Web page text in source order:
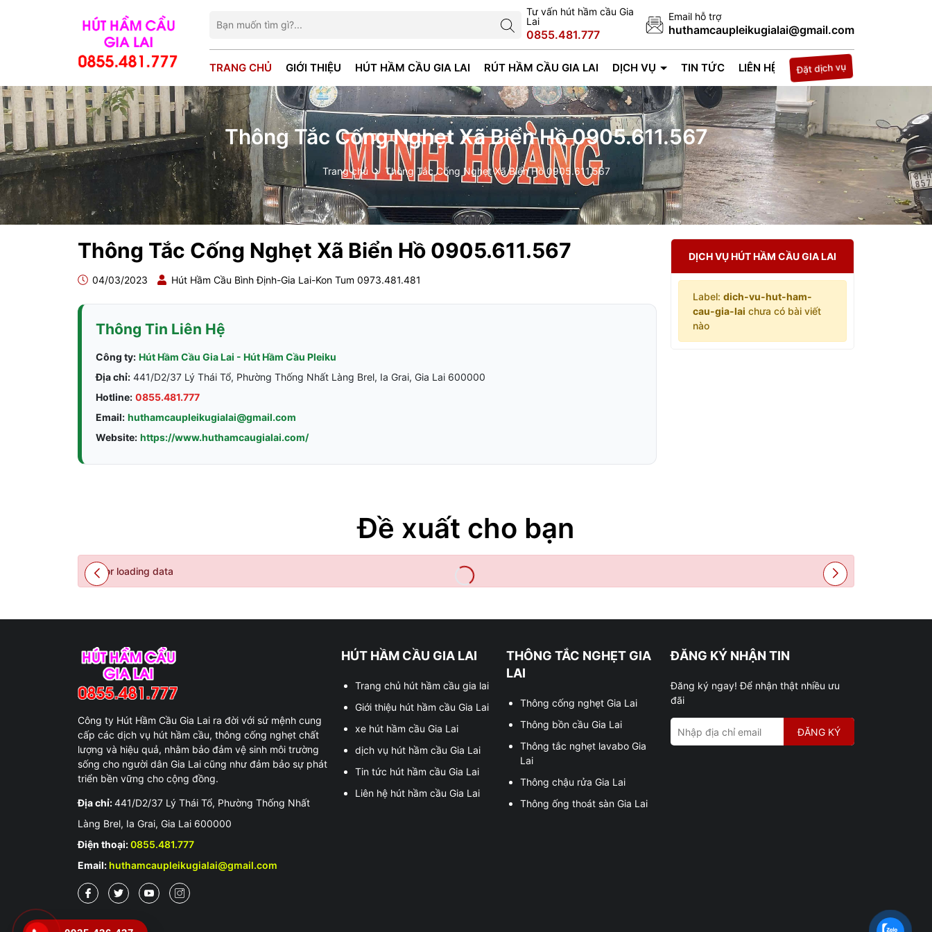
Tư vấn hút hầm cầu Gia
Lai
0855.481.777
Email hỗ trợ
huthamcaupleikugialai@gmail.com
TRANG CHỦ GIỚI THIỆU HÚT HẦM CẦU GIA LAI RÚT HẦM CẦU GIA LAI DỊCH VỤ TIN TỨC LIÊN HỆ Đặt dịch vụ
Thông Tắc Cống Nghẹt Xã Biển Hồ 0905.611.567
Trang chủ Thông Tắc Cống Nghẹt Xã Biển Hồ 0905.611.567
Thông Tắc Cống Nghẹt Xã Biển Hồ 0905.611.567
04/03/2023 Hút Hầm Cầu Bình Định-Gia Lai-Kon Tum 0973.481.481
Thông Tin Liên Hệ
Công ty: Hút Hầm Cầu Gia Lai - Hút Hầm Cầu Pleiku
Địa chỉ: 441/D2/37 Lý Thái Tổ, Phường Thống Nhất Làng Brel, Ia Grai, Gia Lai 600000
Hotline: 0855.481.777
Email: huthamcaupleikugialai@gmail.com
Website: https://www.huthamcaugialai.com/
DỊCH VỤ HÚT HẦM CẦU GIA LAI
Label: dich-vu-hut-ham-
cau-gia-lai chưa có bài viết
nào
Đề xuất cho bạn
Error loading data
Công ty Hút Hầm Cầu Gia Lai ra đời với sứ mệnh cung
cấp các dịch vụ hút hầm cầu, thông cống nghẹt chất
lượng và hiệu quả, nhằm bảo đảm vệ sinh môi trường
sống cho người dân Gia Lai cũng như đảm bảo sự phát
triển bền vững cho cộng đồng.
Địa chỉ:441/D2/37 Lý Thái Tổ, Phường Thống Nhất
Làng Brel, Ia Grai, Gia Lai 600000
Điện thoại:0855.481.777
Email: huthamcaupleikugialai@gmail.com
HÚT HẦM CẦU GIA LAI
Trang chủ hút hầm cầu gia lai
Giới thiệu hút hầm cầu Gia Lai
xe hút hầm cầu Gia Lai
dịch vụ hút hầm cầu Gia Lai
Tin tức hút hầm cầu Gia Lai
Liên hệ hút hầm cầu Gia Lai
THÔNG TẮC NGHẸT GIA
LAI
Thông cống nghẹt Gia Lai
Thông bồn cầu Gia Lai
Thông tắc nghẹt lavabo Gia
Lai
Thông chậu rửa Gia Lai
Thông ống thoát sàn Gia Lai
ĐĂNG KÝ NHẬN TIN
Đăng ký ngay! Để nhận thật nhiều ưu
đãi
ĐĂNG KÝ